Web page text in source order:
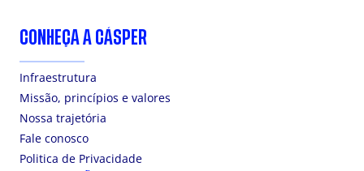
CONHEÇA A CÁSPER
Infraestrutura
Missão, princípios e valores
Nossa trajetória
Fale conosco
Politica de Privacidade